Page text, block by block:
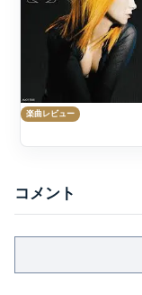
楽曲レビュー
コメント